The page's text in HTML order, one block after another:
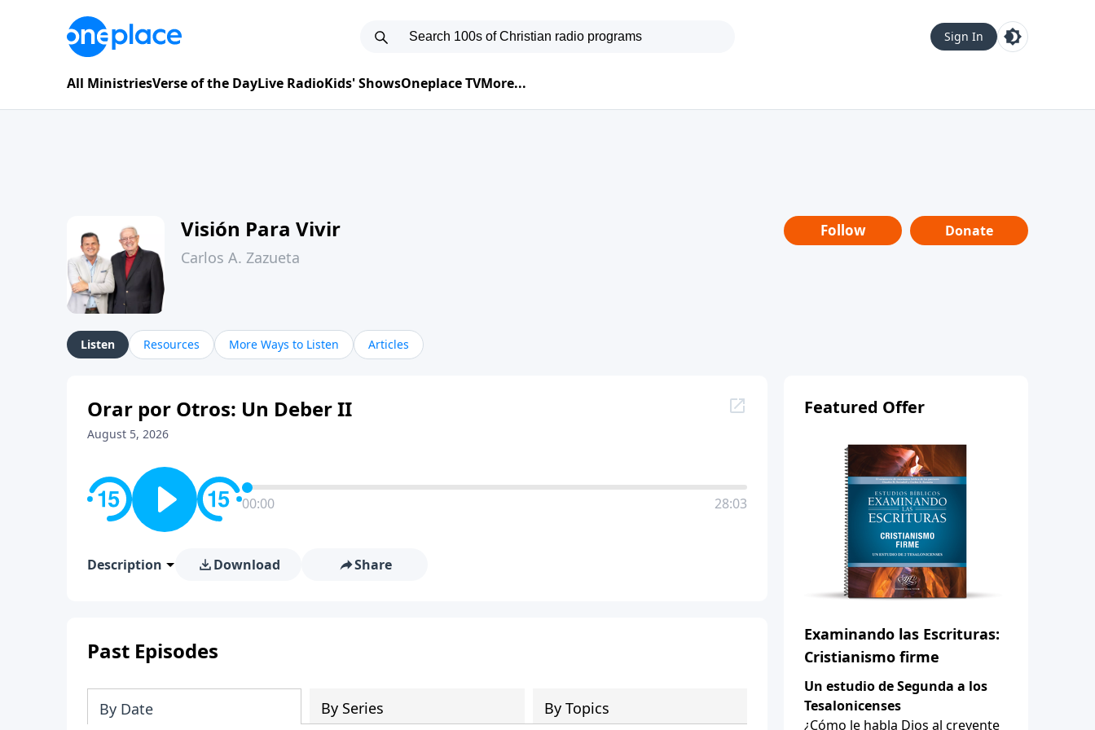
Sign In
All MinistriesVerse of the DayLive RadioKids' ShowsOneplace TVMore...
Visión Para Vivir
Carlos A. Zazueta
Follow Donate
Listen Resources More Ways to Listen Articles
Orar por Otros: Un Deber II
August 5, 2026
00:00 28:03
Description Download Share
Past Episodes
By Date By Series By Topics
Featured Offer
Examinando las Escrituras:
Cristianismo firme
Un estudio de Segunda a los
Tesalonicenses
¿Cómo le habla Dios al creyente